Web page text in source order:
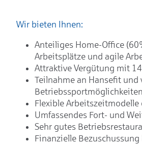
Wir bieten Ihnen:
Anteiliges Home-Office
Arbeitsplätze und agile
Attraktive Vergütung mit
Teilnahme an Hansefit und
Betriebssportmöglichkeiten
Flexible Arbeitszeitmodelle
Umfassendes Fort- und
Sehr gutes
Finanzielle